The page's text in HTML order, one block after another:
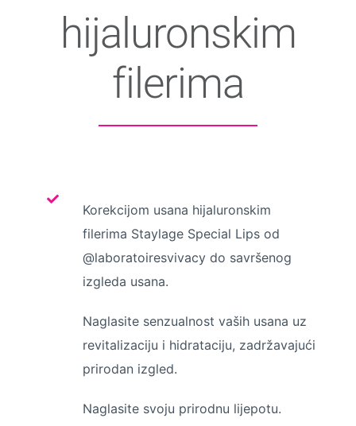
hijaluronskim
filerima
Korekcijom usana hijaluronskim
filerima Staylage Special Lips od
@laboratoiresvivacy do savršenog
izgleda usana.
Naglasite senzualnost vaših usana uz
revitalizaciju i hidrataciju, zadržavajući
prirodan izgled.
Naglasite svoju prirodnu lijepotu.